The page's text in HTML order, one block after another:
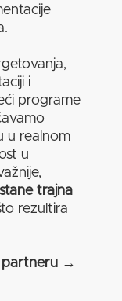
i
programe
u realnom
u
trajna
rezultira
partneru →